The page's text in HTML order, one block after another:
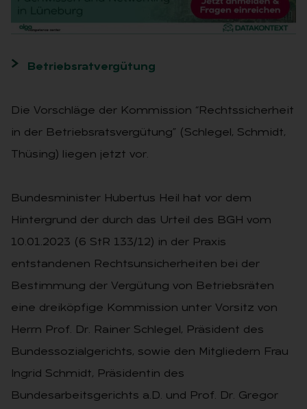
Betriebsratvergütung
Die Vorschläge der Kommission “Rechtssicherheit
in der Betriebsratsvergütung” (Schlegel, Schmidt,
Thüsing) liegen jetzt vor.
Bundesminister Hubertus Heil hat vor dem
Hintergrund der durch das Urteil des BGH vom
10.01.2023 (6 StR 133/12) in der Praxis
entstandenen Rechtsunsicherheiten bei der
Bestimmung der Vergütung von Betriebsräten
eine dreiköpfige Kommission unter Vorsitz von
Herrn Prof. Dr. Rainer Schlegel, Präsident des
Bundessozialgerichts, sowie den Mitgliedern Frau
Ingrid Schmidt, Präsidentin des
Bundesarbeitsgerichts a.D. und Prof. Dr. Gregor